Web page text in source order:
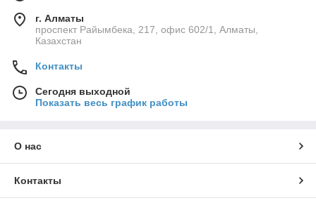
г. Алматы
проспект Райымбека, 217, офис 602/1, Алматы,
Казахстан
Контакты
Сегодня выходной
Показать весь график работы
О нас
Контакты